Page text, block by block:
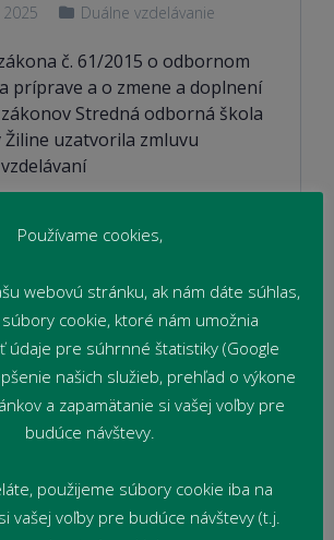
Duálne vzdelávanie
č. 61/2015 o odbornom
príprave a o zmene a doplnení
Stredná odborná škola
uzatvorila zmluvu
Používame cookies,
webovú stránku, ak nám dáte súhlas,
cookie, ktoré nám umožnia
údaje pre súhrnné štatistiky (Google
našich služieb, prehľad o výkone
a zapamätanie si vašej voľby pre
budúce návštevy.
použijeme súbory cookie iba na
vašej voľby pre budúce návštevy (t.j.